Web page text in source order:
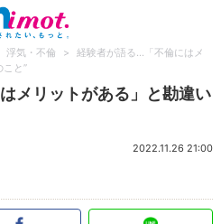
浮気・不倫 >
経験者が語る…「不倫にはメ
こと”
メリットがある」と勘違い
2022.11.26 21:00